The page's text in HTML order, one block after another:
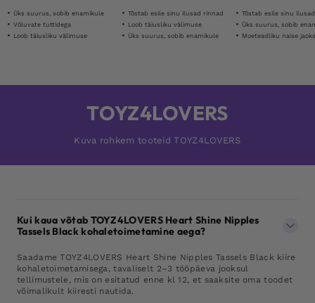
Üks suurus, sobib enamikule
Võluvate tuttidega
Loob täiusliku välimuse
Tõstab esile sinu ilusad rinnad
Loob täiusliku välimuse
Üks suurus, sobib enamikule
Tõstab esile sinu
Üks suurus, sobib
Moeteadliku naise
TOYZ4LOVERS
Kuva rohkem tooteid TOYZ4LOVERS
Kui kaua võtab TOYZ4LOVERS Heart Shine Nipples
Tassels Black kohaletoimetamine aega?
Saadame TOYZ4LOVERS Heart Shine Nipples Tassels Black kiire
kohaletoimetamisega, tavaliselt 2–3 tööpäeva jooksul
tellimustele, mis on esitatud enne kl 12, et saaksite oma toodet
võimalikult kiiresti nautida.